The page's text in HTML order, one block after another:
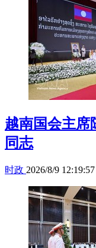
越南国会主席
同志
时政 2026/8/9 12:19:57